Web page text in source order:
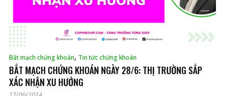
Bắt mạch chứng khoán, Tin tức chứng khoán
BẮT MẠCH CHỨNG KHOÁN NGÀY 28/6: THỊ TRƯỜNG SẮP
XÁC NHẬN XU HƯỚNG